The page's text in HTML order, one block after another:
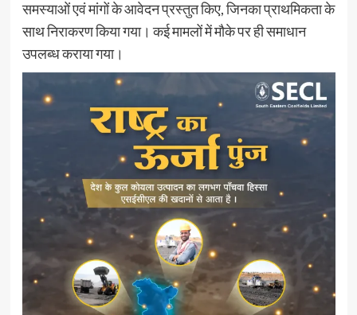
समस्याओं एवं मांगों के आवेदन प्रस्तुत किए, जिनका प्राथमिकता के
साथ निराकरण किया गया। कई मामलों में मौके पर ही समाधान
उपलब्ध कराया गया।